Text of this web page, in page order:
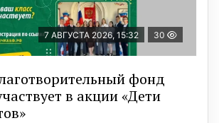
7 АВГУСТА 2026, 15:32 30
фонд
в акции «Дети